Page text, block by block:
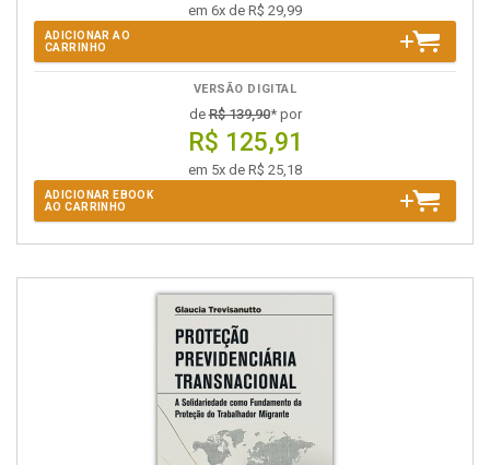
em 6x de R$ 29,99
ADICIONAR AO
CARRINHO
VERSÃO DIGITAL
deR$ 139,90* por
R$ 125,91
em 5x de R$ 25,18
ADICIONAR EBOOK
AO CARRINHO